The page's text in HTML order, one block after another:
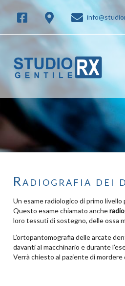
Radiografia dei
Un esame radiologico di primo livello
Questo esame chiamato anche
loro tessuti di sostegno, delle ossa
L’ortopantomografia delle arcate
davanti al macchinario e durante
Verrà chiesto al paziente di